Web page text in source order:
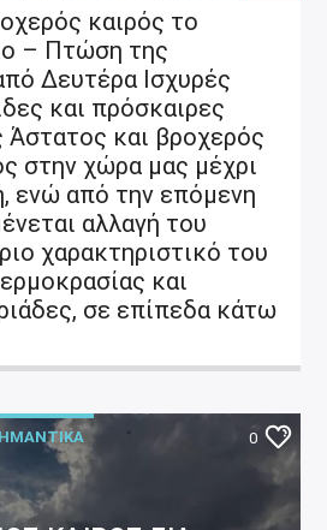
καιρός το
– Πτώση της
Δευτέρα Ισχυρές
και πρόσκαιρες
και βροχερός
στην χώρα μας μέχρι
ενώ από την επόμενη
αλλαγή του
χαρακτηριστικό του
και
σε επίπεδα κάτω
0